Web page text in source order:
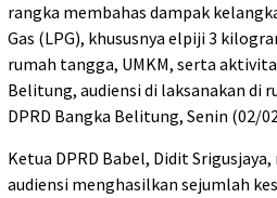
rangka membahas dampak
Gas (LPG), khususnya elpiji 3
rumah tangga, UMKM, serta
Belitung, audiensi di laksanakan di
DPRD Bangka Belitung, Senin (02/
Ketua DPRD Babel, Didit
audiensi menghasilkan sejumlah